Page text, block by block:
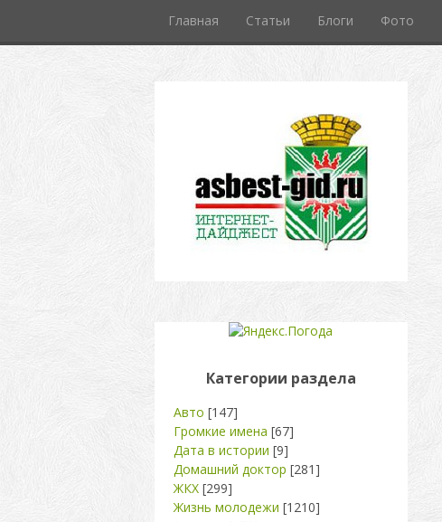
Главная Статьи Блоги Фото
Категории раздела
Авто [147]
Громкие имена [67]
Дата в истории [9]
Домашний доктор [281]
ЖКХ [299]
Жизнь молодежи [1210]